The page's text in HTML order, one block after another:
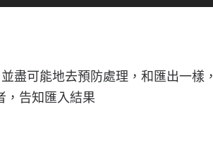
盡可能地去預防處理，和匯出一樣，
，告知匯入結果